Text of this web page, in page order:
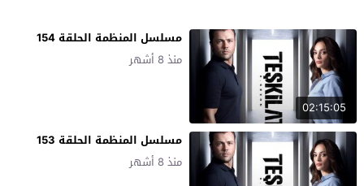
02:15:05
مسلسل المنظمة الحلقة 154
منذ 8 أشهر
مسلسل المنظمة الحلقة 153
منذ 8 أشهر